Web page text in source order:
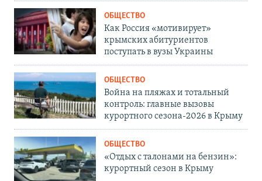
ОБЩЕСТВО
Как Россия «мотивирует»
крымских абитуриентов
поступать в вузы Украины
ОБЩЕСТВО
Война на пляжах и тотальный
контроль: главные вызовы
курортного сезона-2026 в Крыму
ОБЩЕСТВО
«Отдых с талонами на бензин»:
курортный сезон в Крыму